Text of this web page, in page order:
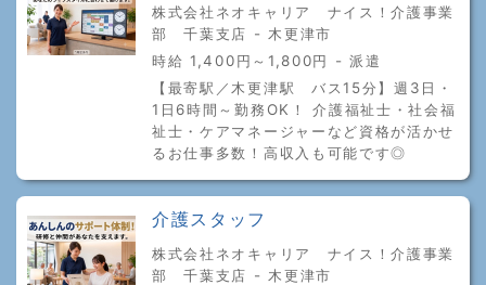
株式会社ネオキャリア ナイス！介護事業
部 千葉支店 - 木更津市
時給 1,400円～1,800円 - 派遣
【最寄駅／木更津駅 バス15分】週3日・
1日6時間～勤務OK！ 介護福祉士・社会福
祉士・ケアマネージャーなど資格が活かせ
るお仕事多数！高収入も可能です◎
介護スタッフ
株式会社ネオキャリア ナイス！介護事業
部 千葉支店 - 木更津市